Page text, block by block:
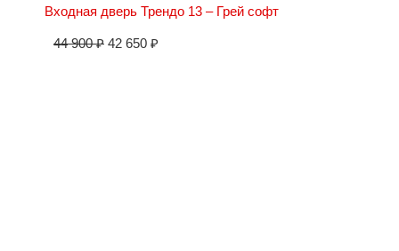
Входная дверь Трендо 13 – Грей софт
44 900₽ 42 650 ₽